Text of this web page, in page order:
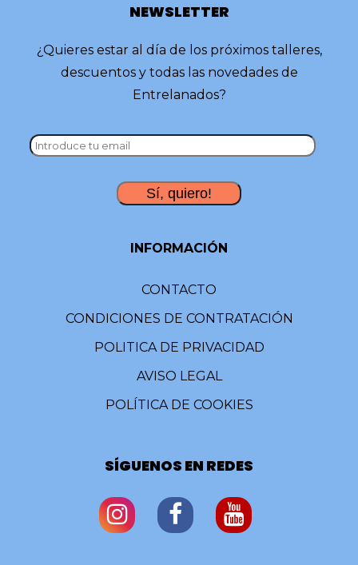
NEWSLETTER
¿Quieres estar al día de los próximos talleres,
descuentos y todas las novedades de
Entrelanados?
INFORMACIÓN
CONTACTO
CONDICIONES DE CONTRATACIÓN
POLITICA DE PRIVACIDAD
AVISO LEGAL
POLÍTICA DE COOKIES
SÍGUENOS EN REDES